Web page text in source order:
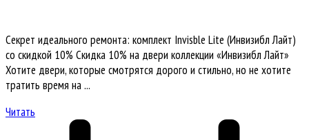
Секрет идеального ремонта: комплект Invisble Lite (Инвизибл Лайт)
со скидкой 10% Скидка 10% на двери коллекции «Инвизибл Лайт»
Хотите двери, которые смотрятся дорого и стильно, но не хотите
тратить время на ...
Читать